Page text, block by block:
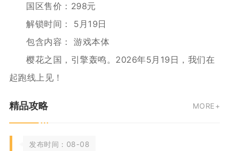
国区售价：298元
解锁时间： 5月19日
包含内容： 游戏本体
樱花之国，引擎轰鸣。2026年5月19日，我们在
起跑线上见！
精品攻略 MORE+
发布时间：08-08